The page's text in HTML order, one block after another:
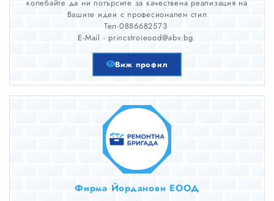
колебайте да ни потърсите за качествена реализация на
Вашите идеи с професионален стил
Тел-0886682573
E-Mail - princstroieood@abv.bg
Виж профил
Фирма Йорданови ЕООД